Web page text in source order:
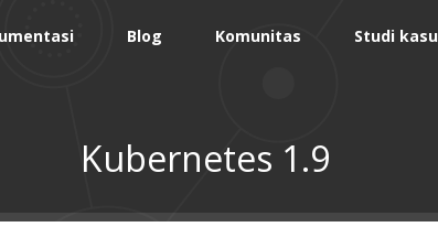
Blog Komunitas Studi
Kubernetes 1.9